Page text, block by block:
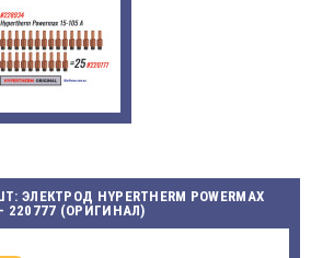
HYPERTHERM POWERMAX
– 220777 (ОРИГИНАЛ)